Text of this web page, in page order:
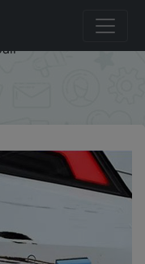
Paint Care Tools
Repair Wax